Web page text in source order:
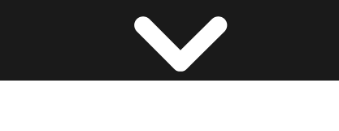
哥德堡開往斯德哥爾摩的列車